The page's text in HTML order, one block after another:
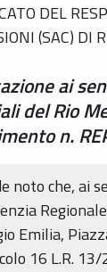
DEL
(SAC) DI
ai
del Rio
n.
noto che, ai
Emilia,
16 L.R.